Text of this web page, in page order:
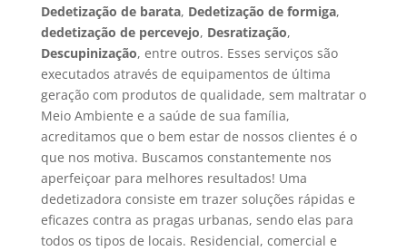
Dedetização de barata, Dedetização de formiga,
dedetização de percevejo, Desratização,
Descupinização, entre outros. Esses serviços são
executados através de equipamentos de última
geração com produtos de qualidade, sem maltratar o
Meio Ambiente e a saúde de sua família,
acreditamos que o bem estar de nossos clientes é o
que nos motiva. Buscamos constantemente nos
aperfeiçoar para melhores resultados! Uma
dedetizadora consiste em trazer soluções rápidas e
eficazes contra as pragas urbanas, sendo elas para
todos os tipos de locais. Residencial, comercial e